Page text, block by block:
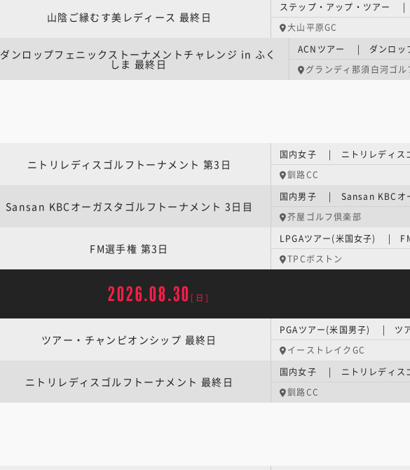
山陰ご縁むす美レディース 最終日
大山平原GC
ダンロップフェニックストーナメントチャレンジ in ふく
しま 最終日
グランディ那須白河ゴル
ニトリレディスゴルフトーナメント 第3日
釧路CC
Sansan KBCオーガスタゴルフトーナメント 3日目
芥屋ゴルフ倶楽部
FM選手権 第3日
LPGAツアー(米国女子) |
TPCボストン
2026.08.30 [日]
ツアー・チャンピオンシップ 最終日
イーストレイクGC
ニトリレディスゴルフトーナメント 最終日
釧路CC